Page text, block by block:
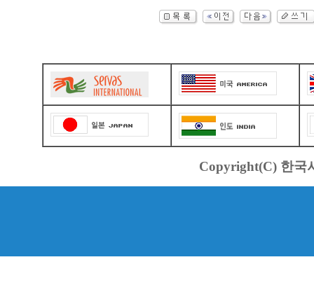
Copyright(C) 한국